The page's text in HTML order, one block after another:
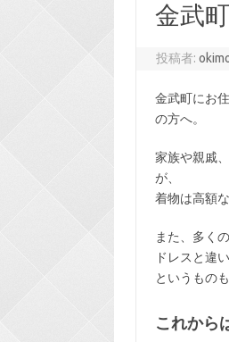
金武
投稿者:
金武町にお
の方へ。
家族や親戚
が、
着物は高額
また、多く
ドレスと違
というもの
これから